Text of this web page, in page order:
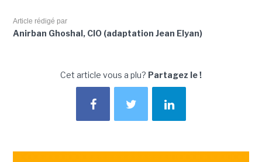
Article rédigé par
Anirban Ghoshal, CIO (adaptation Jean Elyan)
Cet article vous a plu? Partagez le !